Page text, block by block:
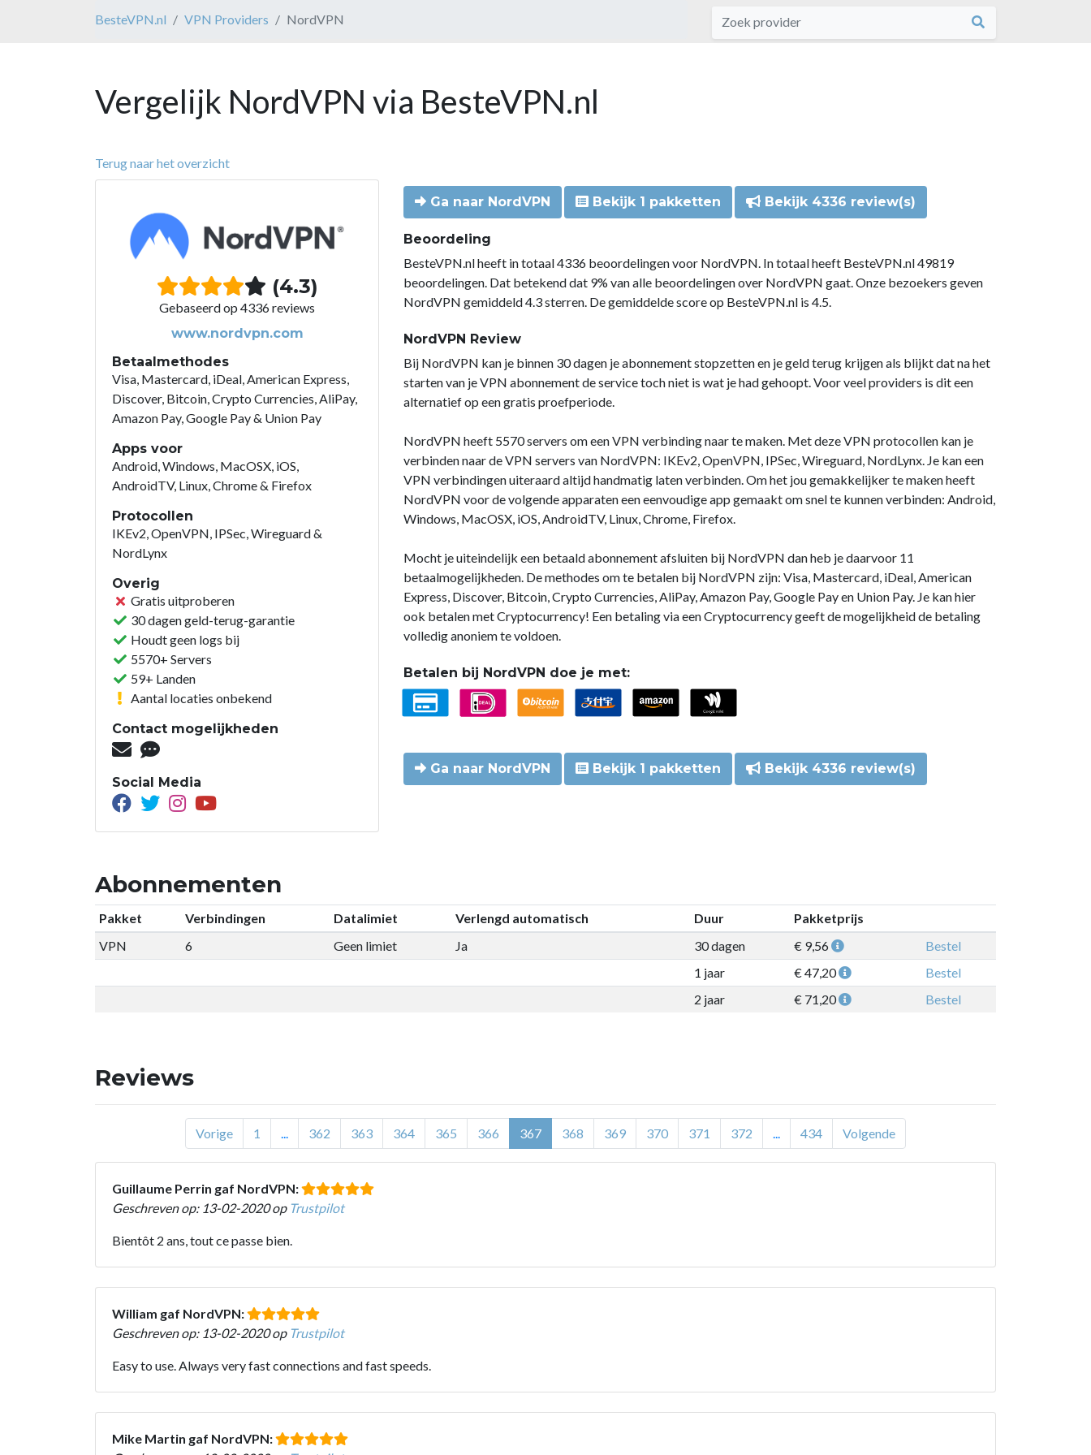
BesteVPN.nl VPN Providers NordVPN
Vergelijk NordVPN via BesteVPN.nl
Terug naar het overzicht
(4.3)
Gebaseerd op 4336 reviews
www.nordvpn.com
Betaalmethodes
Visa, Mastercard, iDeal, American Express,
Discover, Bitcoin, Crypto Currencies, AliPay,
Amazon Pay, Google Pay & Union Pay
Apps voor
Android, Windows, MacOSX, iOS,
AndroidTV, Linux, Chrome & Firefox
Protocollen
IKEv2, OpenVPN, IPSec, Wireguard &
NordLynx
Overig
Gratis uitproberen
30 dagen geld-terug-garantie
Houdt geen logs bij
5570+ Servers
59+ Landen
Aantal locaties onbekend
Contact mogelijkheden
Social Media
Ga naar NordVPN Bekijk 1 pakketten Bekijk 4336 review(s)
Beoordeling
BesteVPN.nl heeft in totaal 4336 beoordelingen voor NordVPN. In totaal heeft BesteVPN.nl 49819
beoordelingen. Dat betekend dat 9% van alle beoordelingen over NordVPN gaat. Onze bezoekers geven
NordVPN gemiddeld 4.3 sterren. De gemiddelde score op BesteVPN.nl is 4.5.
NordVPN Review
Bij NordVPN kan je binnen 30 dagen je abonnement stopzetten en je geld terug krijgen als blijkt dat na het
starten van je VPN abonnement de service toch niet is wat je had gehoopt. Voor veel providers is dit een
alternatief op een gratis proefperiode.
NordVPN heeft 5570 servers om een VPN verbinding naar te maken. Met deze VPN protocollen kan je
verbinden naar de VPN servers van NordVPN: IKEv2, OpenVPN, IPSec, Wireguard, NordLynx. Je kan een
VPN verbindingen uiteraard altijd handmatig laten verbinden. Om het jou gemakkelijker te maken heeft
NordVPN voor de volgende apparaten een eenvoudige app gemaakt om snel te kunnen verbinden: Android,
Windows, MacOSX, iOS, AndroidTV, Linux, Chrome, Firefox.
Mocht je uiteindelijk een betaald abonnement afsluiten bij NordVPN dan heb je daarvoor 11
betaalmogelijkheden. De methodes om te betalen bij NordVPN zijn: Visa, Mastercard, iDeal, American
Express, Discover, Bitcoin, Crypto Currencies, AliPay, Amazon Pay, Google Pay en Union Pay. Je kan hier
ook betalen met Cryptocurrency! Een betaling via een Cryptocurrency geeft de mogelijkheid de betaling
volledig anoniem te voldoen.
Betalen bij NordVPN doe je met:
Ga naar NordVPN Bekijk 1 pakketten Bekijk 4336 review(s)
Abonnementen
Pakket Verbindingen Datalimiet Verlengd automatisch Duur
Pakketprijs
VPN
6 Geen limiet Ja 30 dagen € 9,56
Bestel
1 jaar
€ 47,20
Bestel
2 jaar
€ 71,20 Bestel
Reviews
Vorige 1 362 363 364 365 366 367 368 369 370 371 372 434 Volgende
Guillaume Perrin gaf NordVPN:
Geschreven op: 13-02-2020 op Trustpilot
Bientôt 2 ans, tout ce passe bien.
William gaf NordVPN:
Geschreven op: 13-02-2020 op Trustpilot
Easy to use. Always very fast connections and fast speeds.
Mike Martin gaf NordVPN: